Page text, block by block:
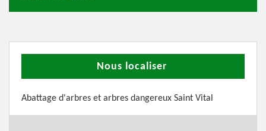
Nous localiser
Abattage d'arbres et arbres dangereux Saint Vital